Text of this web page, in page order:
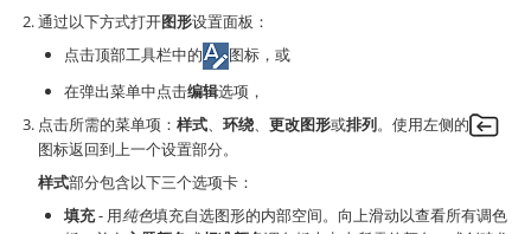
通过以下方式打开图形设置面板：
点击顶部工具栏中的
图标，或
在弹出菜单中点击编辑选项，
点击所需的菜单项： 样式 环绕 更改图形或排列。使用左侧的
图标返回到上一个设置部分。
样式部分包含以下三个选项卡：
填充- 用纯色填充自选图形的内部空间。向上滑动以查看所有调色